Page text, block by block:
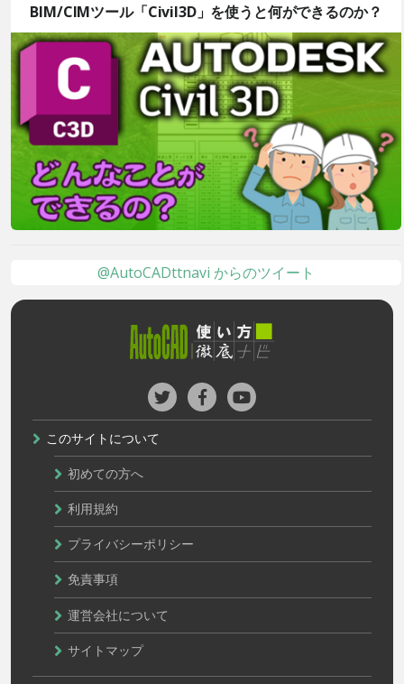
BIM/CIMツール「Civil3D」を使うと何ができるのか？
@AutoCADttnavi からのツイート
このサイトについて
初めての方へ
利用規約
プライバシーポリシー
免責事項
運営会社について
サイトマップ